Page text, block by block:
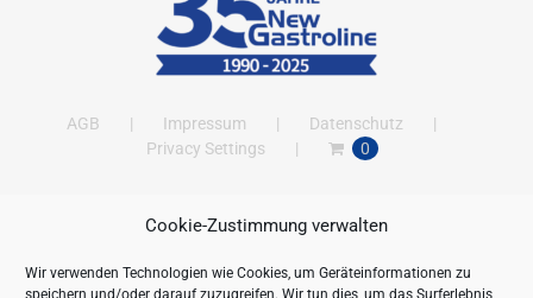
Cookie-Zustimmung verwalten
Wir verwenden Technologien wie Cookies, um Geräteinformationen zu
speichern und/oder darauf zuzugreifen. Wir tun dies, um das Surferlebnis
AGB Impressum
Datenschutz
Privacy Settings
0
ANSCHRIFT
New Gastroline GmbH